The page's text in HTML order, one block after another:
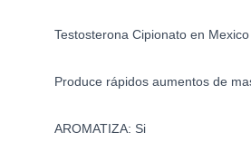
Testosterona Cipionato en Mexico
Produce rápidos aumentos de
AROMATIZA: Si